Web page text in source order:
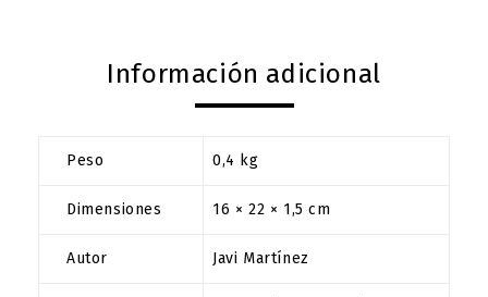
Información adicional
Peso 0,4 kg
Dimensiones 16 × 22 × 1,5 cm
Autor Javi Martínez